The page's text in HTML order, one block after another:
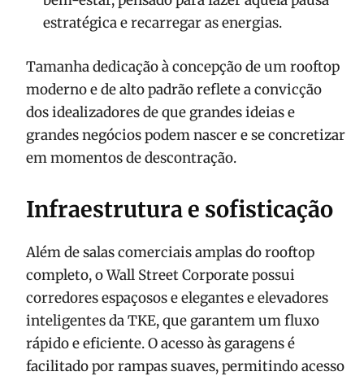
estratégica e recarregar as energias.
Tamanha dedicação à concepção de um rooftop
moderno e de alto padrão reflete a convicção
dos idealizadores de que grandes ideias e
grandes negócios podem nascer e se concretizar
em momentos de descontração.
Infraestrutura e sofisticação
Além de salas comerciais amplas do rooftop
completo, o Wall Street Corporate possui
corredores espaçosos e elegantes e elevadores
inteligentes da TKE, que garantem um fluxo
rápido e eficiente. O acesso às garagens é
facilitado por rampas suaves, permitindo acesso